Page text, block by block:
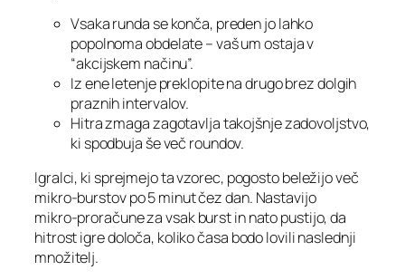
Vsaka runda se konča, preden jo lahko
popolnoma obdelate – vaš um ostaja v
“akcijskem načinu”.
Iz ene letenje preklopite na drugo brez dolgih
praznih intervalov.
Hitra zmaga zagotavlja takojšnje zadovoljstvo,
ki spodbuja še več roundov.
Igralci, ki sprejmejo ta vzorec, pogosto beležijo več
mikro‑burstov po 5 minut čez dan. Nastavijo
mikro‑proračune za vsak burst in nato pustijo, da
hitrost igre določa, koliko časa bodo lovili naslednji
množitelj.